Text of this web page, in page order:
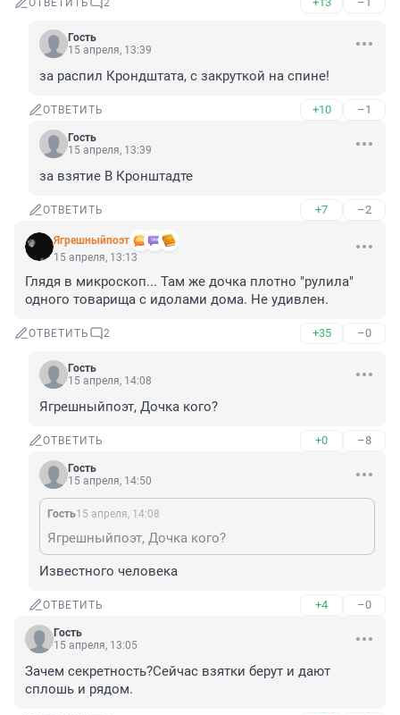
ОТВЕТИТЬ 2
Гость
15 апреля, 13:39
за распил Крондштата, с закруткой на спине!
ОТВЕТИТЬ +10 –1
Гость
15 апреля, 13:39
за взятие В Кронштадте
ОТВЕТИТЬ +7 –2
Ягрешныйпоэт
15 апреля, 13:13
Глядя в микроскоп... Там же дочка плотно "рулила"
одного товарища с идолами дома. Не удивлен.
ОТВЕТИТЬ 2 +35 –0
Гость
15 апреля, 14:08
Ягрешныйпоэт, Дочка кого?
ОТВЕТИТЬ +0 –8
Гость
15 апреля, 14:50
Гость15 апреля, 14:08
Ягрешныйпоэт, Дочка кого?
Известного человека
ОТВЕТИТЬ +4 –0
Гость
15 апреля, 13:05
Зачем секретность?Сейчас взятки берут и дают
сплошь и рядом.